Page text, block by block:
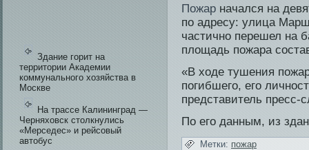
Здание горит на
территории Академии
коммунального хозяйства в
Москве
На трассе Калининград —
Черняховск столкнулись
«Мерседес» и рейсовый
автобус
Пожар начался на
по адресу: улица
частично перешел на
площадь пожара
«В ходе тушения
погибшего, его
представи­тель пресс-
По его данным, из
Метки: пожар